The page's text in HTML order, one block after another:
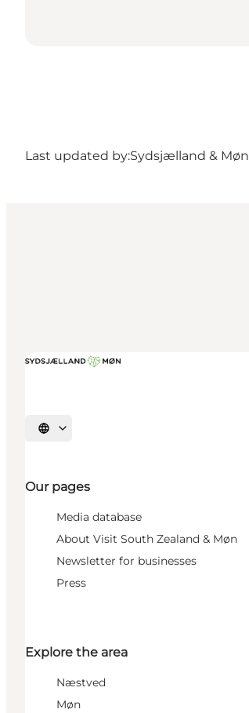
Last updated by:Sydsjælland & Møn
Select language
Our pages
Media database
About Visit South Zealand & Møn
Newsletter for businesses
Press
Explore the area
Næstved
Møn